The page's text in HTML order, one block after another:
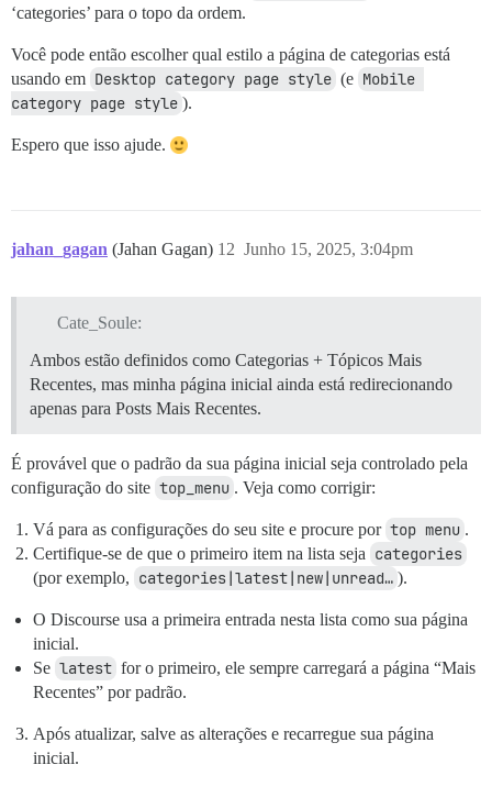
‘categories’ para o topo da ordem.
Você pode então escolher qual estilo a página de categorias está
usando em Desktop category page style (e Mobile
category page style ).
Espero que isso ajude.
jahan_gagan (Jahan Gagan) Junho 15, 2025, 3:04pm
12
Cate_Soule:
Ambos estão definidos como Categorias + Tópicos Mais
Recentes, mas minha página inicial ainda está redirecionando
apenas para Posts Mais Recentes.
É provável que o padrão da sua página inicial seja controlado pela
configuração do site top_menu . Veja como corrigir:
Vá para as configurações do seu site e procure por top menu .
Certifique-se de que o primeiro item na lista seja categories
(por exemplo, categories|latest|new|unread… ).
O Discourse usa a primeira entrada nesta lista como sua página
inicial.
Se latest for o primeiro, ele sempre carregará a página “Mais
Recentes” por padrão.
Após atualizar, salve as alterações e recarregue sua página
inicial.